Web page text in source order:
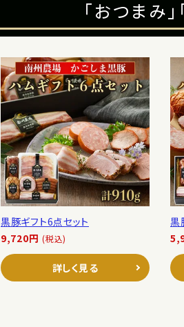
「おつまみ
黒豚ギフト6点セット
9,720円 (税込)
詳しく見る
黒